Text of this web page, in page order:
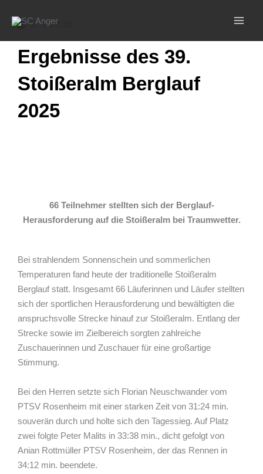
Inhalt
springen
31. Mai 2025
Ergebnisse des 39.
Stoißeralm Berglauf
2025
66 Teilnehmer stellten sich der Berglauf-
Herausforderung auf die Stoißeralm bei Traumwetter.
Bei strahlendem Sonnenschein und sommerlichen
Temperaturen fand heute der traditionelle Stoißeralm
Berglauf statt. Insgesamt 66 Läuferinnen und Läufer stellten
sich der sportlichen Herausforderung und bewältigten die
anspruchsvolle Strecke hinauf zur Stoißeralm. Entlang der
Strecke sowie im Zielbereich sorgten zahlreiche
Zuschauerinnen und Zuschauer für eine großartige
Stimmung.
Bei den Herren setzte sich Florian Neuschwander vom
PTSV Rosenheim mit einer starken Zeit von 31:24 min.
souverän durch und holte sich den Tagessieg. Auf Platz
zwei folgte Peter Malits in 33:38 min., dicht gefolgt von
Anian Rottmüller PTSV Rosenheim, der das Rennen in
34:12 min. beendete.